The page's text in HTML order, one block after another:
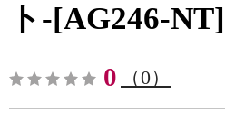
ト-[AG246-NT]
0 （0）